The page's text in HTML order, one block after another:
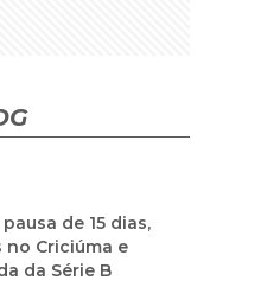
de 15 dias,
no Criciúma e
da Série B